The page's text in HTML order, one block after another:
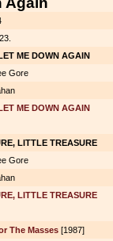
ME DOWN AGAIN
Gore
ME DOWN AGAIN
LITTLE TREASURE
Gore
LITTLE TREASURE
The Masses [1987]